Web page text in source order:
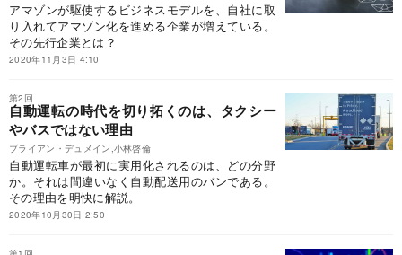
アマゾンが駆使するビジネスモデルを、自社に取
り入れてアマゾン化を進める企業が増えている。
その先行企業とは？
2020年11月3日 4:10
第2回
自動運転の時代を切り拓くのは、タクシー
やバスではない理由
ブライアン・デュメイン,小林啓倫
自動運転車が最初に実用化されるのは、どの分野
か。それは間違いなく自動配送用のバンである。
その理由を明快に解説。
2020年10月30日 2:50